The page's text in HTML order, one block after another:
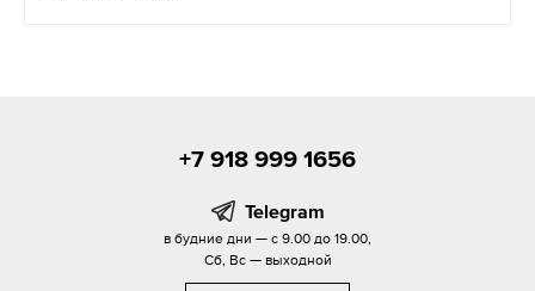
+7 918 999 1656
Telegram
в будние дни — с 9.00 до 19.00,
Сб, Вс — выходной